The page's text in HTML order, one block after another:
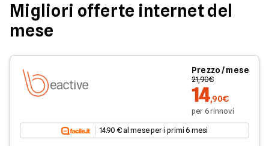
Migliori offerte internet del
mese
Prezzo / mese
21,90€
14,90€
per 6 rinnovi
14.90 € al mese per i primi 6 mesi